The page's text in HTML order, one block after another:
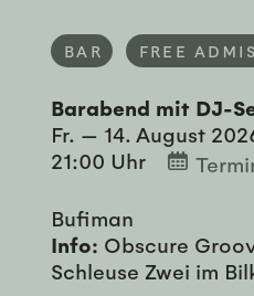
BAR FREE
Barabend mit DJ-
Fr. — 14. August
21:00 Uhr
Bufiman
Info: Obscure
Schleuse Zwei im